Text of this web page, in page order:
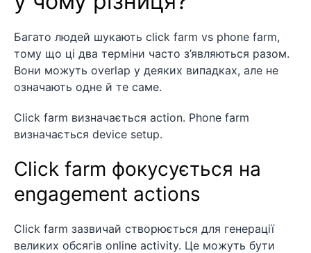
Багато людей шукають click farm vs phone farm,
тому що ці два терміни часто з’являються разом.
Вони можуть overlap у деяких випадках, але не
означають одне й те саме.
Click farm визначається action. Phone farm
визначається device setup.
Click farm фокусується на
engagement actions
Click farm зазвичай створюється для генерації
великих обсягів online activity. Це можуть бути